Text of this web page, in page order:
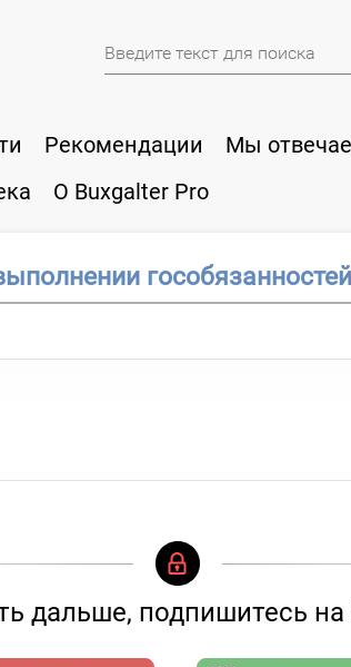
Рекомендации Мы
О Buxgalter Pro
гособязанностей
дальше, подпишитесь на